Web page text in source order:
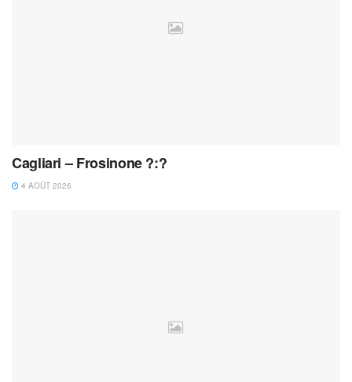
Cagliari – Frosinone ?:?
4 AOÛT 2026